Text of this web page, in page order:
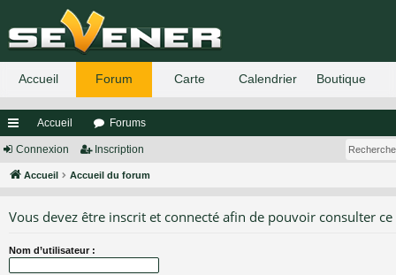
ac
co
s
Accueil Forums
Connexion Inscription
Accueil Accueil du forum
Vous devez être inscrit et connecté afin de pouvoir consulter
Nom d’utilisateur :